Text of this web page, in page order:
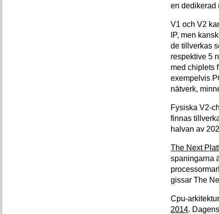
en dedikerad
V1 och V2
IP, men
de tillverkas
respektive 5
med chiplets
exempelvis
nätverk,
Fysiska V2-
finnas
halvan av
The Next
spaningarna
gissar The
Cpu-
2014.